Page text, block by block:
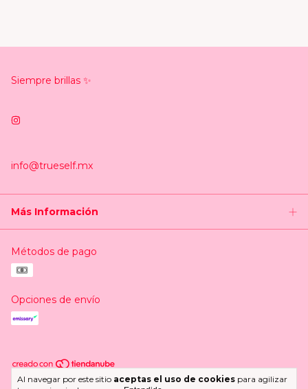
Al navegar por este sitio aceptas el uso de cookies para agilizar
Siempre brillas ✨
info@trueself.mx
Más Información
Métodos de pago
Opciones de envío
Copyright Trueself.mx - 2026. Todos los derechos reservados.